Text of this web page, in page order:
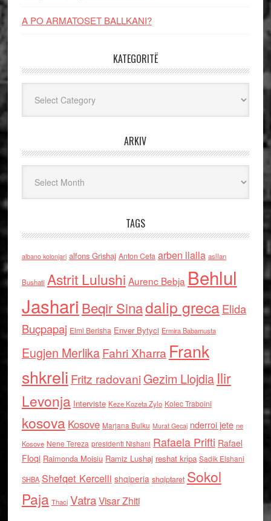
A PO ARMATOSET BALLKANI?
KATEGORITË
ARKIV
TAGS
albano kolonjari alfons Grishaj Anton Cefa arben llalla asllan
Bushati Astrit Lulushi Aurenc Bebja Behlul
Jashari Beqir Sinadalip grecaElida
Buçpapaj Elmi Berisha Enver Bytyci Ermira Babamusta
Eugjen MerlikaFahri Xharra Frank
shkreli Fritz radovaniGezim Llojdia Ilir
Levonja Interviste Keze Kozeta Zylo Kolec Traboini
kosova Kosove Marjana Bulku Murat Gecaj nderroi jete ne
Kosove Nene Tereza presidenti Nishani Rafaela Prifti Rafael
Floqi Raimonda Moisiu Ramiz Lushaj reshat kripa Sadik Elshani
SHBA Shefqet Kercelli shqiperia shqiptaret Sokol
Paja Thaci VatraVisar Zhiti